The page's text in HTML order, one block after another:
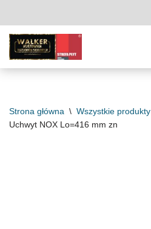
Przejdź
do
treści
Strona główna \ Wszystkie produkty
Uchwyt NOX Lo=416 mm zn